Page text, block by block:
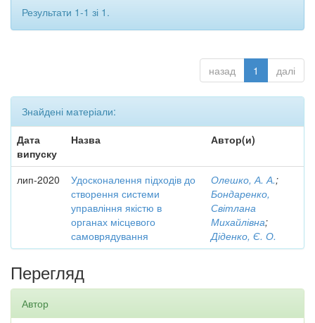
Результати 1-1 зі 1.
назад 1 далі
Знайдені матеріали:
Дата
випуску
Назва Автор(и)
лип-2020
Удосконалення підходів до
створення системи
управління якістю в
органах місцевого
самоврядування
Олешко, А. А.;
Бондаренко,
Світлана
Михайлівна;
Діденко, Є. О.
Перегляд
Автор